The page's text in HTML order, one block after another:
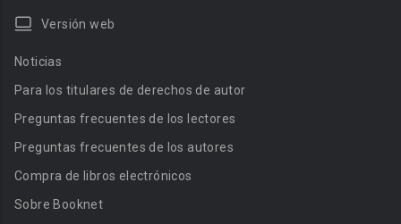
Versión web
Noticias
Para los titulares de derechos de autor
Preguntas frecuentes de los lectores
Preguntas frecuentes de los autores
Compra de libros electrónicos
Sobre Booknet